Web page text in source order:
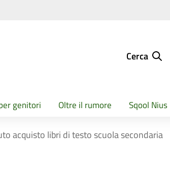
Cerca
genitori Oltre il rumore Sqool Nius
acquisto libri di testo scuola secondaria